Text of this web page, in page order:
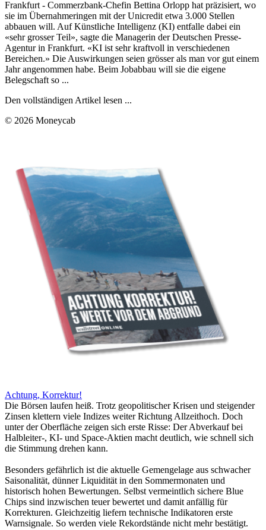
Frankfurt - Commerzbank-Chefin Bettina Orlopp hat präzisiert, wo
sie im Übernahmeringen mit der Unicredit etwa 3.000 Stellen
abbauen will. Auf Künstliche Intelligenz (KI) entfalle dabei ein
«sehr grosser Teil», sagte die Managerin der Deutschen Presse-
Agentur in Frankfurt. «KI ist sehr kraftvoll in verschiedenen
Bereichen.» Die Auswirkungen seien grösser als man vor gut einem
Jahr angenommen habe. Beim Jobabbau will sie die eigene
Belegschaft so ...
Den vollständigen Artikel lesen ...
© 2026 Moneycab
Achtung, Korrektur!
Die Börsen laufen heiß. Trotz geopolitischer Krisen und steigender
Zinsen klettern viele Indizes weiter Richtung Allzeithoch. Doch
unter der Oberfläche zeigen sich erste Risse: Der Abverkauf bei
Halbleiter-, KI- und Space-Aktien macht deutlich, wie schnell sich
die Stimmung drehen kann.
Besonders gefährlich ist die aktuelle Gemengelage aus schwacher
Saisonalität, dünner Liquidität in den Sommermonaten und
historisch hohen Bewertungen. Selbst vermeintlich sichere Blue
Chips sind inzwischen teuer bewertet und damit anfällig für
Korrekturen. Gleichzeitig liefern technische Indikatoren erste
Warnsignale. So werden viele Rekordstände nicht mehr bestätigt.